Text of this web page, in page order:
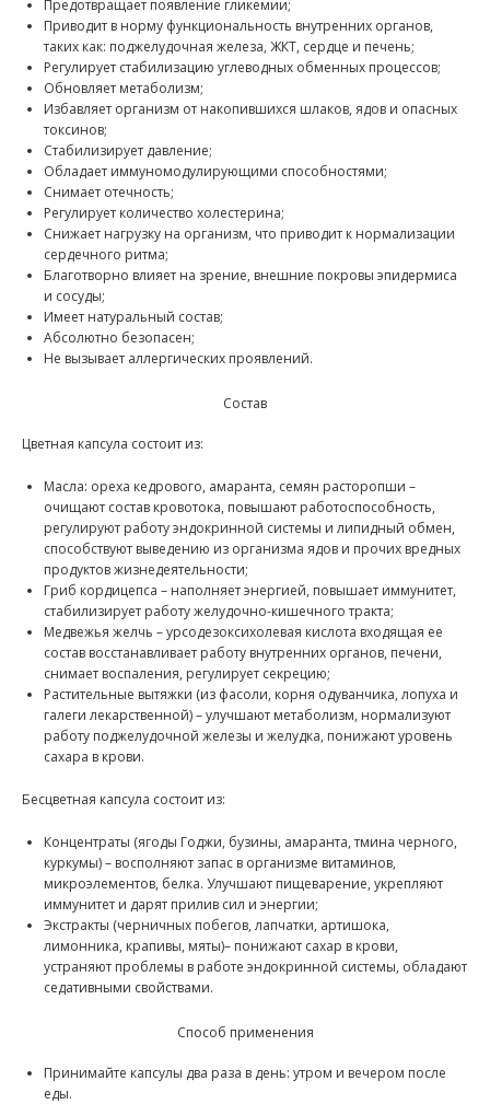
Предотвращает появление гликемии;
Приводит в норму функциональность внутренних органов,
таких как: поджелудочная железа, ЖКТ, сердце и печень;
Регулирует стабилизацию углеводных обменных процессов;
Обновляет метаболизм;
Избавляет организм от накопившихся шлаков, ядов и опасных
токсинов;
Стабилизирует давление;
Обладает иммуномодулирующими способностями;
Снимает отечность;
Регулирует количество холестерина;
Снижает нагрузку на организм, что приводит к нормализации
сердечного ритма;
Благотворно влияет на зрение, внешние покровы эпидермиса
и сосуды;
Имеет натуральный состав;
Абсолютно безопасен;
Не вызывает аллергических проявлений.
Состав
Цветная капсула состоит из:
Масла: ореха кедрового, амаранта, семян расторопши –
очищают состав кровотока, повышают работоспособность,
регулируют работу эндокринной системы и липидный обмен,
способствуют выведению из организма ядов и прочих вредных
продуктов жизнедеятельности;
Гриб кордицепса – наполняет энергией, повышает иммунитет,
стабилизирует работу желудочно-кишечного тракта;
Медвежья желчь – урсодезоксихолевая кислота входящая ее
состав восстанавливает работу внутренних органов, печени,
снимает воспаления, регулирует секрецию;
Растительные вытяжки (из фасоли, корня одуванчика, лопуха и
галеги лекарственной) – улучшают метаболизм, нормализуют
работу поджелудочной железы и желудка, понижают уровень
сахара в крови.
Бесцветная капсула состоит из:
Концентраты (ягоды Годжи, бузины, амаранта, тмина черного,
куркумы) – восполняют запас в организме витаминов,
микроэлементов, белка. Улучшают пищеварение, укрепляют
иммунитет и дарят прилив сил и энергии;
Экстракты (черничных побегов, лапчатки, артишока,
лимонника, крапивы, мяты)– понижают сахар в крови,
устраняют проблемы в работе эндокринной системы, обладают
седативными свойствами.
Способ применения
Принимайте капсулы два раза в день: утром и вечером после
еды.